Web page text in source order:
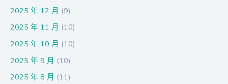
2025 年 12 月 (9)
2025 年 11 月 (10)
2025 年 10 月 (10)
2025 年 9 月 (10)
2025 年 8 月 (11)